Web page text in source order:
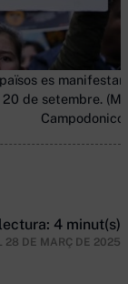
es
de setembre.
Campodonico
4 minut(s)
28 DE MARÇ DE 2025